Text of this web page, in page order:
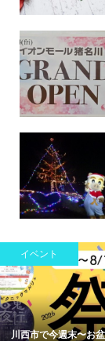
イベント
川西市で今週末〜お